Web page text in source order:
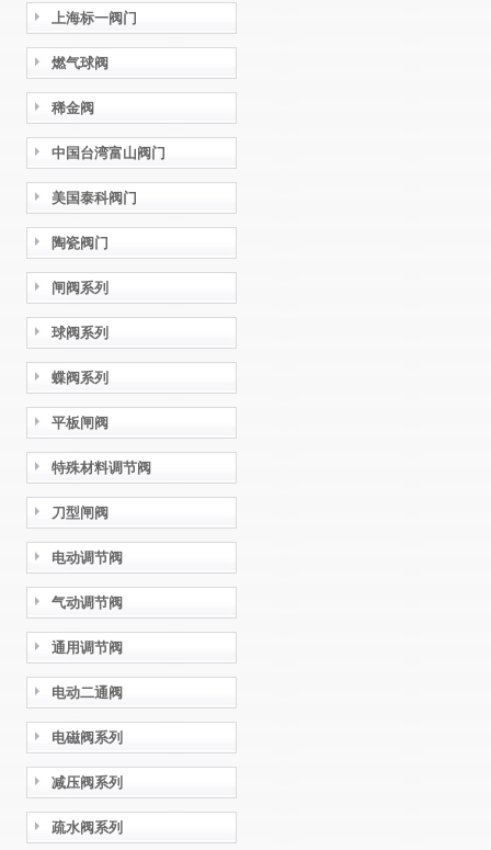
上海标一阀门
燃气球阀
稀金阀
中国台湾富山阀门
美国泰科阀门
陶瓷阀门
闸阀系列
球阀系列
蝶阀系列
平板闸阀
特殊材料调节阀
刀型闸阀
电动调节阀
气动调节阀
通用调节阀
电动二通阀
电磁阀系列
减压阀系列
疏水阀系列